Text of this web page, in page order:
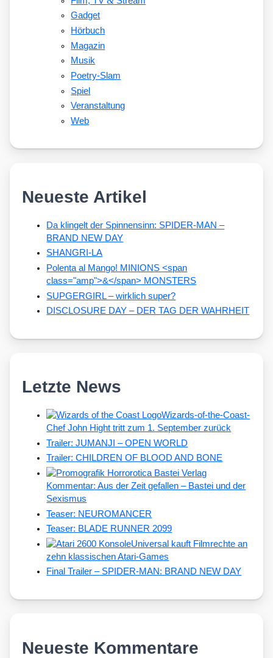
Gadget
Hörbuch
Magazin
Musik
Poetry-Slam
Spiel
Veranstaltung
Web
Neueste Artikel
Da klingelt der Spinnensinn: SPIDER-MAN –
BRAND NEW DAY
SHANGRI-LA
Polenta al Mango! MINIONS <span
class="amp">&</span> MONSTERS
SUPGERGIRL – wirklich super?
DISCLOSURE DAY – DER TAG DER WAHRHEIT
Letzte News
Wizards-of-the-Coast-
Chef John Hight tritt zum 1. September zurück
Trailer: JUMANJI – OPEN WORLD
Trailer: CHILDREN OF BLOOD AND BONE
Kommentar: Aus der Zeit gefallen – Bastei und der
Sexismus
Teaser: NEUROMANCER
Teaser: BLADE RUNNER 2099
Universal kauft Filmrechte an
zehn klassischen Atari-Games
Final Trailer – SPIDER-MAN: BRAND NEW DAY
Neueste Kommentare